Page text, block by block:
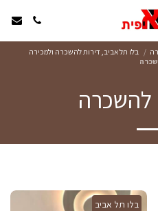
בלו תל אביב, דירות להשכרה ולמכירה
בלו תל אביב